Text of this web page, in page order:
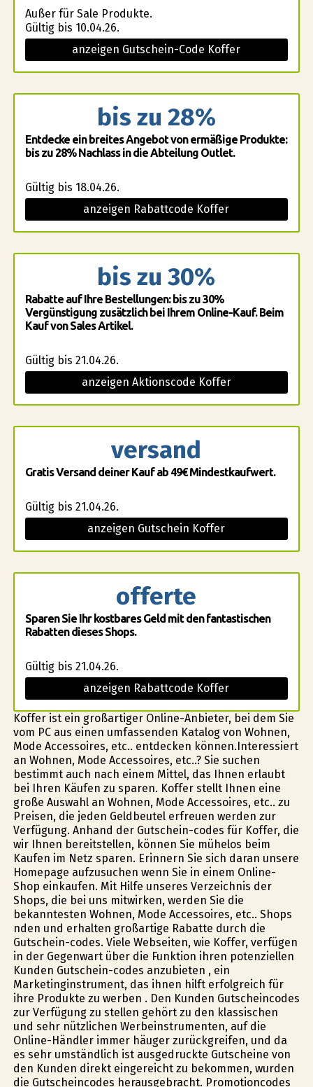
Außer für Sale Produkte.
Gültig bis 10.04.26.
anzeigen Gutschein-Code Koffer
bis zu 28%
Entdecke ein breites Angebot von ermäßige Produkte:
bis zu 28% Nachlass in die Abteilung Outlet.
Gültig bis 18.04.26.
anzeigen Rabattcode Koffer
bis zu 30%
Rabatte auf Ihre Bestellungen: bis zu 30%
Vergünstigung zusätzlich bei Ihrem Online-Kauf. Beim
Kauf von Sales Artikel.
Gültig bis 21.04.26.
anzeigen Aktionscode Koffer
versand
Gratis Versand deiner Kauf ab 49€ Mindestkaufwert.
Gültig bis 21.04.26.
anzeigen Gutschein Koffer
offerte
Sparen Sie Ihr kostbares Geld mit den fantastischen
Rabatten dieses Shops.
Gültig bis 21.04.26.
anzeigen Rabattcode Koffer
Koffer ist ein großartiger Online-Anbieter, bei dem Sie
vom PC aus einen umfassenden Katalog von Wohnen,
Mode Accessoires, etc.. entdecken können.Interessiert
an Wohnen, Mode Accessoires, etc..? Sie suchen
bestimmt auch nach einem Mittel, das Ihnen erlaubt
bei Ihren Käufen zu sparen. Koffer stellt Ihnen eine
große Auswahl an Wohnen, Mode Accessoires, etc.. zu
Preisen, die jeden Geldbeutel erfreuen werden zur
Verfügung. Anhand der Gutschein-codes für Koffer, die
wir Ihnen bereitstellen, können Sie mühelos beim
Kaufen im Netz sparen. Erinnern Sie sich daran unsere
Homepage aufzusuchen wenn Sie in einem Online-
Shop einkaufen. Mit Hilfe unseres Verzeichnis der
Shops, die bei uns mitwirken, werden Sie die
bekanntesten Wohnen, Mode Accessoires, etc.. Shops
finden und erhalten großartige Rabatte durch die
Gutschein-codes. Viele Webseiten, wie Koffer, verfügen
in der Gegenwart über die Funktion ihren potenziellen
Kunden Gutschein-codes anzubieten , ein
Marketinginstrument, das ihnen hilft erfolgreich für
ihre Produkte zu werben . Den Kunden Gutscheincodes
zur Verfügung zu stellen gehört zu den klassischen
und sehr nützlichen Werbeinstrumenten, auf die
Online-Händler immer häufiger zurückgreifen, und da
es sehr umständlich ist ausgedruckte Gutscheine von
den Kunden direkt eingereicht zu bekommen, wurden
die Gutscheincodes herausgebracht. Promotioncodes